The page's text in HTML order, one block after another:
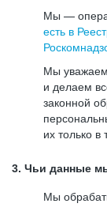
Мы —
есть в
Мы
и делаем
законной
их только
3. Чьи данные
Мы